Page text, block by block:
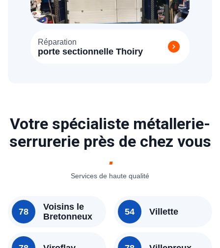
Réparation
porte sectionnelle Thoiry
Votre spécialiste métallerie-
serrurerie près de chez vous
Services de haute qualité
78
Voisins le
Bretonneux
54 Villette